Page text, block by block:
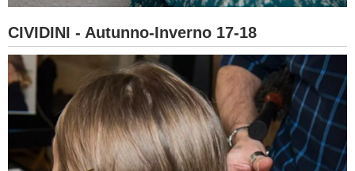
CIVIDINI - Autunno-Inverno 17-18